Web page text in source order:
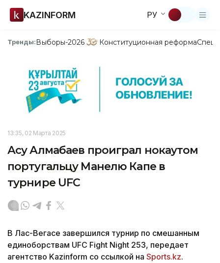
KAZINFORM РУ
Тренды:Выборы-2026 Конституционная реформа
13:35, 02 Марта 2025
Асу Алмабаев проиграл нокаутом
португальцу Манелю Капе в
турнире UFC
В Лас-Вегасе завершился турнир по смешанным
единоборствам UFC Fight Night 253, передает
агентство Kazinform со ссылкой на Sports.kz.